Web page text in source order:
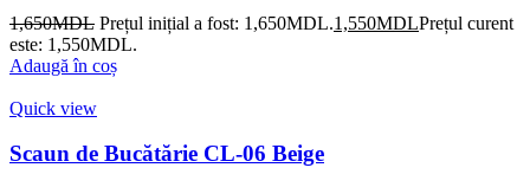
1,650MDL Prețul inițial a fost: 1,650MDL.1,550MDLPrețul curent
este: 1,550MDL.
Adaugă în coș
Quick view
Scaun de Bucătărie CL-06 Beige